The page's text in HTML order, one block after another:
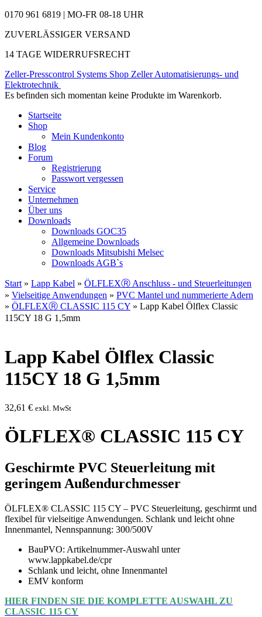
0170 961 6819 | MO-FR 08-18 UHR
ZUVERLÄSSIGER VERSAND
14 TAGE WIDERRUFSRECHT
Zeller-Presscontrol Systems Shop Zeller Automatisierungs- und
Elektrotechnik
Es befinden sich momentan keine Produkte im Warenkorb.
Startseite
Shop
Mein Kundenkonto
Blog
Forum
Registrierung
Passwort vergessen
Service
Unternehmen
Über uns
Downloads
Downloads GOC35
Allgemeine Downloads
Downloads Mitsubishi Melsec
Downloads AGB`s
Start » Lapp Kabel » ÖLFLEXⓇ Anschluss - und Steuerleitungen
» Vielseitige Anwendungen » PVC Mantel und nummerierte Adern
» ÖLFLEXⓇ CLASSIC 115 CY » Lapp Kabel Ölflex Classic
115CY 18 G 1,5mm
Lapp Kabel Ölflex Classic
115CY 18 G 1,5mm
32,61 € exkl. MwSt
ÖLFLEX® CLASSIC 115 CY
Geschirmte PVC Steuerleitung mit
geringem Außendurchmesser
ÖLFLEX® CLASSIC 115 CY – PVC Steuerleitung, geschirmt und
flexibel für vielseitige Anwendungen. Schlank und leicht ohne
Innenmantel, Nennspannung: 300/500V
BauPVO: Artikelnummer-Auswahl unter
www.lappkabel.de/cpr
Schlank und leicht, ohne Innenmantel
EMV konform
HIER FINDEN SIE DIE KOMPLETTE AUSWAHL ZU
CLASSIC 115 CY